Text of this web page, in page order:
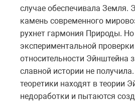
случае обеспечивала Земля.
камень современного
рухнет гармония Природы.
экспериментальной проверки
относительности Эйнштейна
славной истории не
теоретики находят в теории
недоработки и пытаются